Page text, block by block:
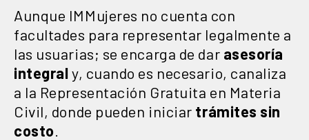
Aunque IMMujeres no cuenta con
facultades para representar legalmente a
las usuarias; se encarga de dar asesoría
integraly, cuando es necesario, canaliza
a la Representación Gratuita en Materia
Civil, donde pueden iniciar trámites sin
costo